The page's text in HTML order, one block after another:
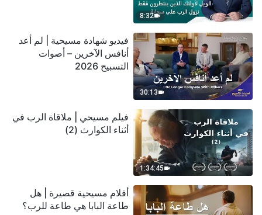
8:32
30:13
فيديو شهادة مسيحية | لم أعد
أنافس الآخرين – أصوات
التسبيح 2026
1:34:45
فيلم مسيحي | ملاقاة الرب في
أثناء الكوارث (2)
أفلام مسيحية قصيرة | هل
طاعة البابا هي طاعة للرب؟